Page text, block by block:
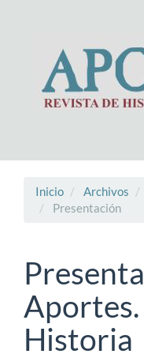
principal
Barra
lateral
Inicio Archivos
Presentación
Historia